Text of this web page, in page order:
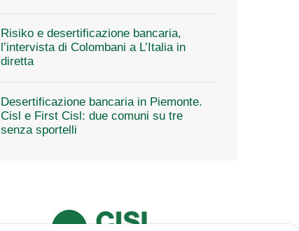
Risiko e desertificazione bancaria,
l’intervista di Colombani a L’Italia in
diretta
Desertificazione bancaria in Piemonte.
Cisl e First Cisl: due comuni su tre
senza sportelli